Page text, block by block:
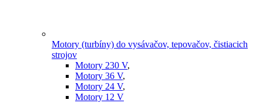
Motory (turbíny) do vysávačov, tepovačov, čistiacich
strojov
Motory 230 V,
Motory 36 V,
Motory 24 V,
Motory 12 V